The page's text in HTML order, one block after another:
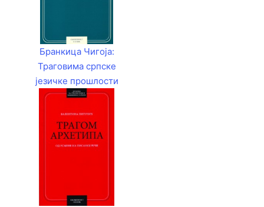
Бранкица Чигоја:
Траговима српске
језичке прошлости